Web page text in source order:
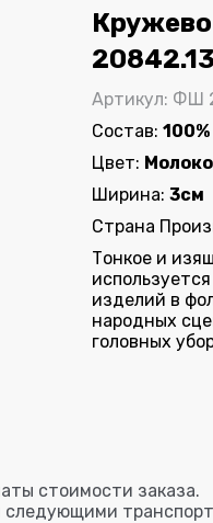
Артикул: ФШ
Состав:
Цвет: Молоко
Ширина:3см
Страна
Тонкое и
изделий в
народных
головных
стоимости заказа.
следующими